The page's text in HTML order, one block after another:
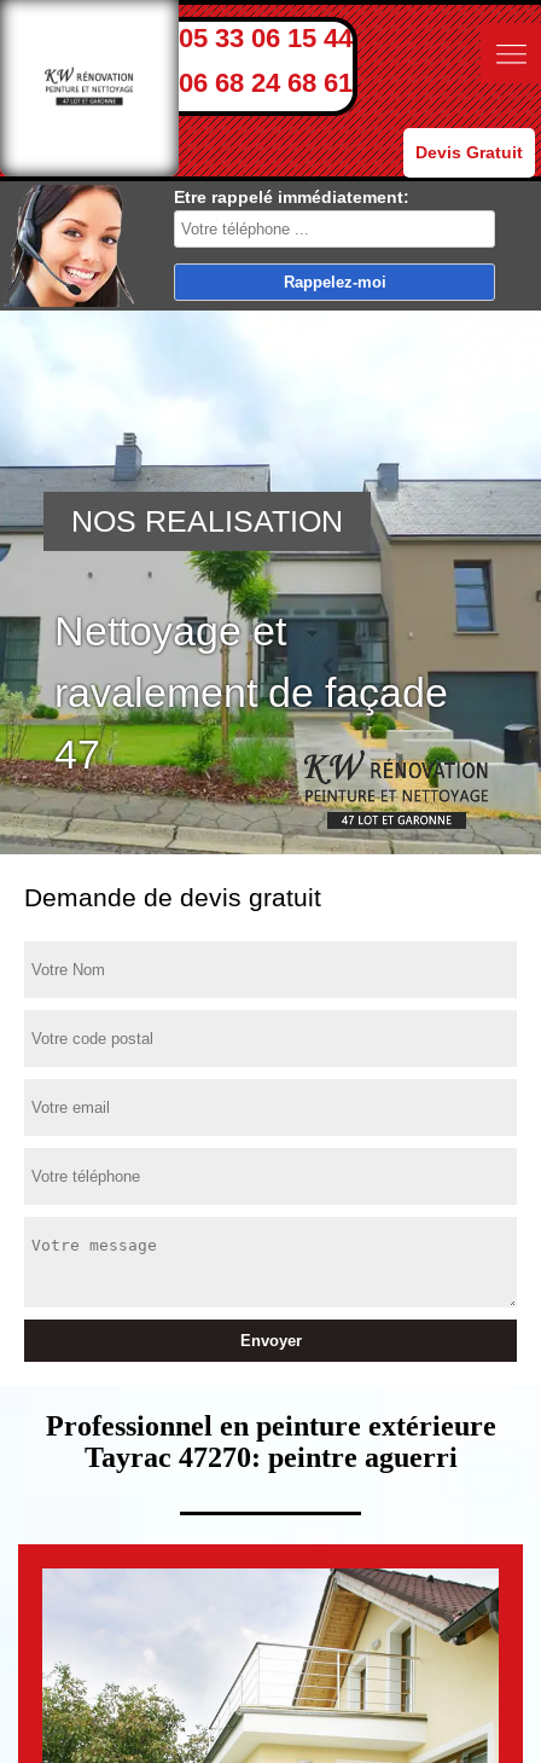
05 33 06 15 44
06 68 24 68 61
Devis Gratuit
Etre rappelé immédiatement:
Nettoyage et
ravalement de façade
47
NOS REALISATION
Demande de devis gratuit
Professionnel en peinture extérieure
Tayrac 47270: peintre aguerri